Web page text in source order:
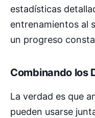
estadísticas
entrenamientos al
un progreso
Combinando los
La verdad es que
pueden usarse